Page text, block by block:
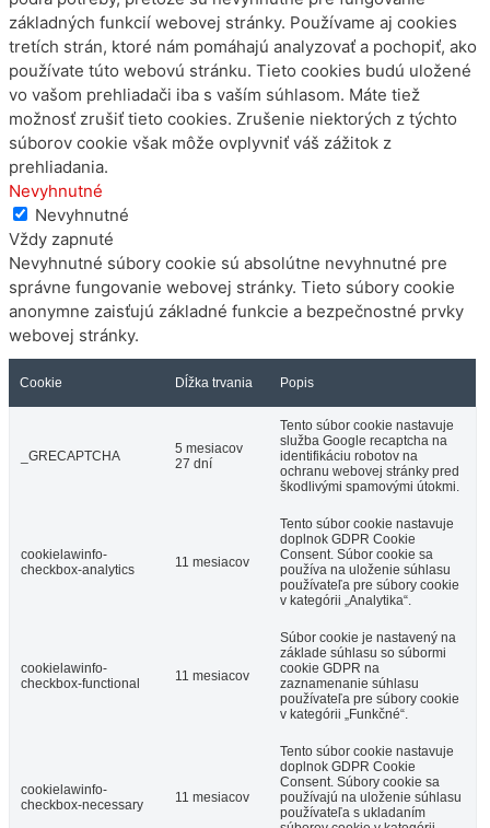
základných funkcií webovej stránky. Používame aj cookies
tretích strán, ktoré nám pomáhajú analyzovať a pochopiť, ako
používate túto webovú stránku. Tieto cookies budú uložené
vo vašom prehliadači iba s vaším súhlasom. Máte tiež
možnosť zrušiť tieto cookies. Zrušenie niektorých z týchto
súborov cookie však môže ovplyvniť váš zážitok z
prehliadania.
Nevyhnutné
Nevyhnutné
Vždy zapnuté
Nevyhnutné súbory cookie sú absolútne nevyhnutné pre
správne fungovanie webovej stránky. Tieto súbory cookie
anonymne zaisťujú základné funkcie a bezpečnostné prvky
webovej stránky.
Cookie Dĺžka trvania Popis
_GRECAPTCHA
5 mesiacov
27 dní
Tento súbor cookie nastavuje
služba Google recaptcha na
identifikáciu robotov na
ochranu webovej stránky pred
škodlivými spamovými útokmi.
cookielawinfo-
checkbox-analytics
11 mesiacov
Tento súbor cookie nastavuje
doplnok GDPR Cookie
Consent. Súbor cookie sa
používa na uloženie súhlasu
používateľa pre súbory cookie
v kategórii „Analytika“.
cookielawinfo-
checkbox-functional
11 mesiacov
Súbor cookie je nastavený na
základe súhlasu so súbormi
cookie GDPR na
zaznamenanie súhlasu
používateľa pre súbory cookie
v kategórii „Funkčné“.
cookielawinfo-
checkbox-necessary
11 mesiacov
Tento súbor cookie nastavuje
doplnok GDPR Cookie
Consent. Súbory cookie sa
používajú na uloženie súhlasu
používateľa s ukladaním